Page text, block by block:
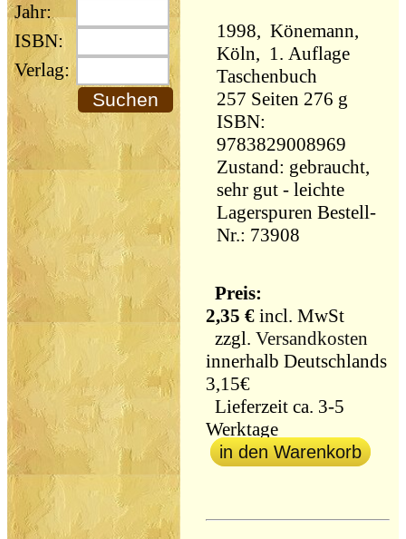
Jahr:
ISBN:
Verlag:
1998, Könemann,
Köln, 1. Auflage
Taschenbuch
257 Seiten 276 g
ISBN:
9783829008969
Zustand: gebraucht,
sehr gut - leichte
Lagerspuren Bestell-
Nr.: 73908
Preis:
2,35 € incl. MwSt
zzgl.Versandkosten
innerhalb Deutschlands
3,15€
Lieferzeit ca. 3-5
Werktage
in den Warenkorb